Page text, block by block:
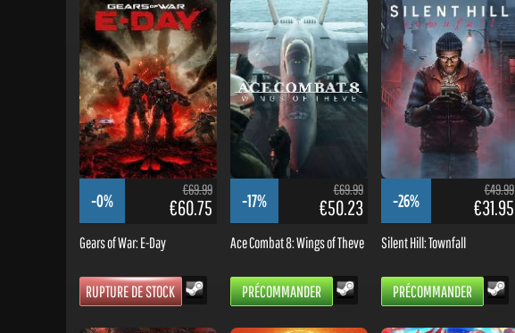
-0%
€69.99
€60.75
Gears of War: E-Day
RUPTURE DE STOCK
-17%
€69.99
€50.23
Ace Combat 8: Wings of Theve
PRÉCOMMANDER
-26%
€49.99
€31.95
Silent Hill: Townfall
PRÉCOMMANDER